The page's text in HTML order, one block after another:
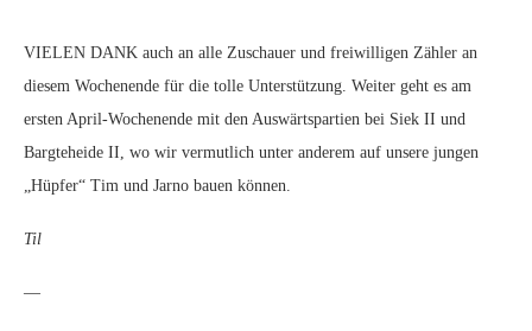
VIELEN DANK auch an alle Zuschauer und freiwilligen Zähler an
diesem Wochenende für die tolle Unterstützung. Weiter geht es am
ersten April-Wochenende mit den Auswärtspartien bei Siek II und
Bargteheide II, wo wir vermutlich unter anderem auf unsere jungen
„Hüpfer“ Tim und Jarno bauen können.
Til
—